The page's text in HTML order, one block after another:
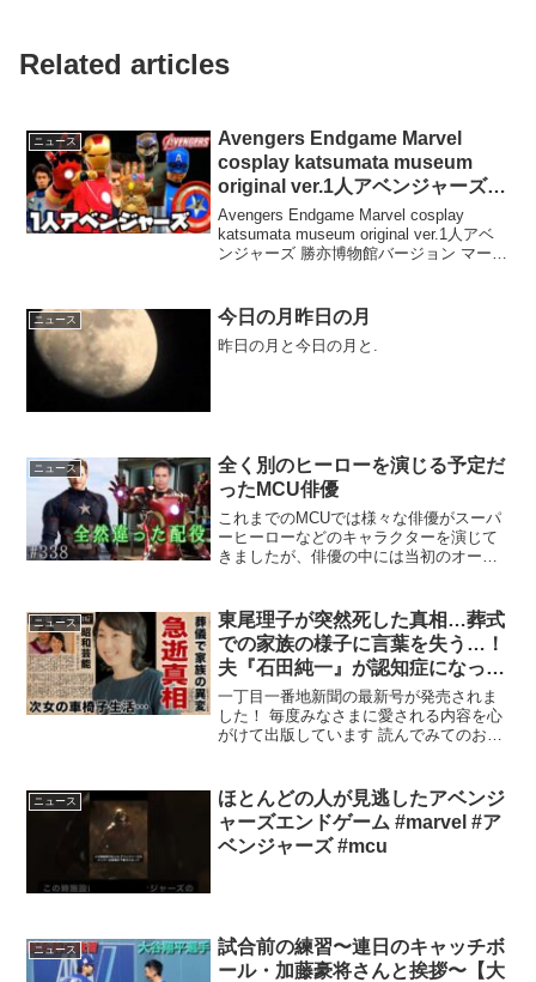
Related articles
ニュース
Avengers Endgame Marvel
cosplay katsumata museum
original ver.1人アベンジャーズ
勝亦博物館バージョン マーベル
Avengers Endgame Marvel cosplay
katsumata museum original ver.1人アベ
ンジャーズ 勝亦博物館バージョン マーベ
ニュース 今日の月昨日の月
昨日の月と今日の月と.
ニュース
全く別のヒーローを演じる予定だ
ったMCU俳優
これまでのMCUでは様々な俳優がスーパ
ーヒーローなどのキャラクターを演じて
きましたが、俳優の中には当初のオーデ
ィションを受けた役とは違う役を演じた
俳優について見ていきま...
ニュース
東尾理子が突然死した真相…葬式
での家族の様子に言葉を失う…！
夫『石田純一』が認知症になった
現在に驚きを隠せない…女子プロ
ゴルファーの次女が車椅子生活に
なった原因に一同驚愕…！
一丁目一番地新聞の最新号が発売されま
した！ 毎度みなさまに愛される内容を心
がけて出版しています 読んでみてのお楽
ニュース
ほとんどの人が見逃したアベンジ
ャーズエンドゲーム #marvel #ア
ベンジャーズ #mcu
ニュース
試合前の練習〜連日のキャッチボ
ール・加藤豪将さんと挨拶〜【大